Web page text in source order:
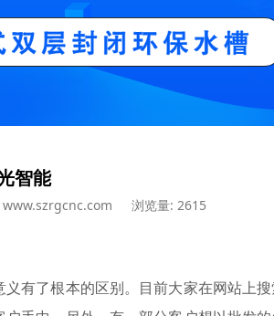
智能
浏览量: 2615
有了根本的区别。目前大家在网站上